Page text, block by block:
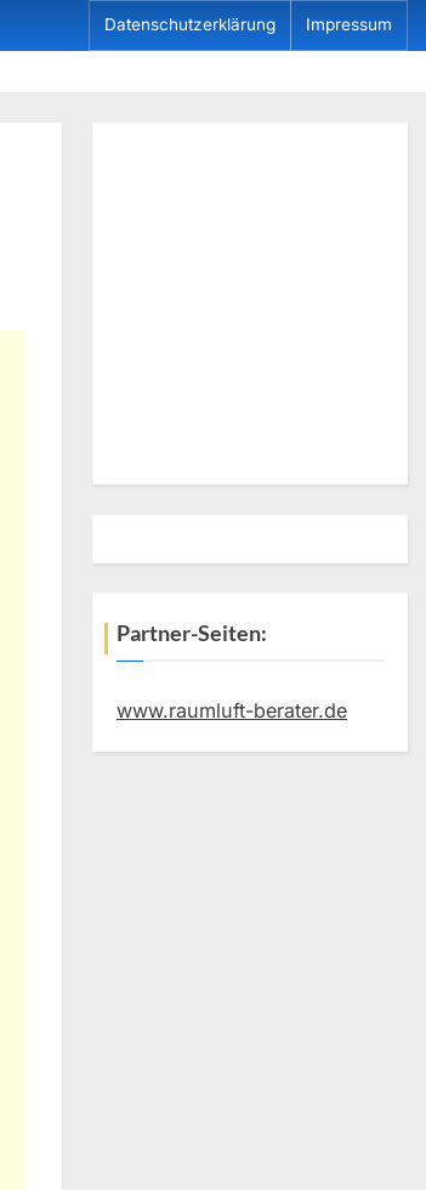
Datenschutzerklärung Impressum
Partner-Seiten:
www.raumluft-berater.de